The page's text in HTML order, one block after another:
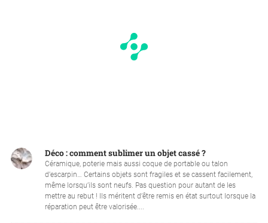
Déco : comment sublimer un objet cassé ?
Céramique, poterie mais aussi coque de portable ou talon
d’escarpin… Certains objets sont fragiles et se cassent facilement,
même lorsqu’ils sont neufs. Pas question pour autant de les
mettre au rebut ! Ils méritent d’être remis en état surtout lorsque la
réparation peut être valorisée....